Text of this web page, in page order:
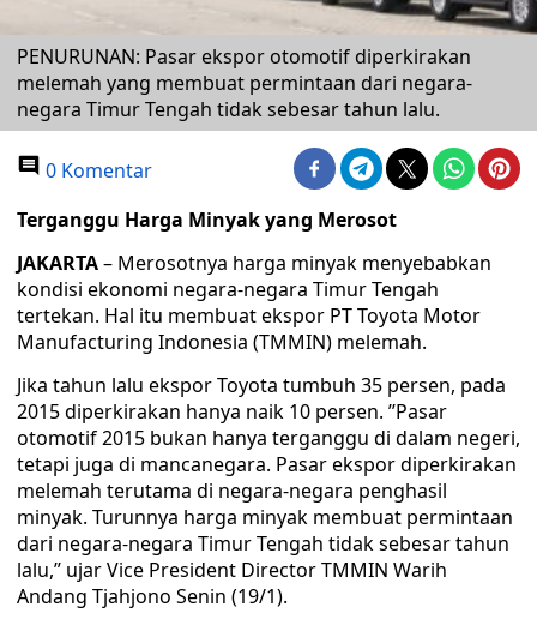
PENURUNAN: Pasar ekspor otomotif diperkirakan
melemah yang membuat permintaan dari negara-
negara Timur Tengah tidak sebesar tahun lalu.
0 Komentar
Terganggu Harga Minyak yang Merosot
JAKARTA– Merosotnya harga minyak menyebabkan
kondisi ekonomi negara-negara Timur Tengah
tertekan. Hal itu membuat ekspor PT Toyota Motor
Manufacturing Indonesia (TMMIN) melemah.
Jika tahun lalu ekspor Toyota tumbuh 35 persen, pada
2015 diperkirakan hanya naik 10 persen. ’’Pasar
otomotif 2015 bukan hanya terganggu di dalam negeri,
tetapi juga di mancanegara. Pasar ekspor diperkirakan
melemah terutama di negara-negara penghasil
minyak. Turunnya harga minyak membuat permintaan
dari negara-negara Timur Tengah tidak sebesar tahun
lalu,’’ ujar Vice President Director TMMIN Warih
Andang Tjahjono Senin (19/1).